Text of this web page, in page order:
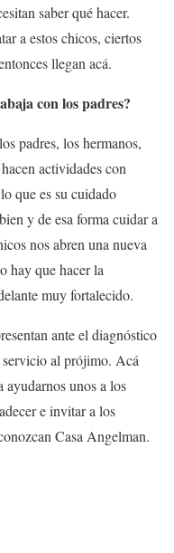
saber qué hacer.
a estos chicos, ciertos
llegan acá.
con los padres?
padres, los hermanos,
actividades con
que es su cuidado
y de esa forma cuidar a
nos abren una nueva
hay que hacer la
muy fortalecido.
ante el diagnóstico
servicio al prójimo. Acá
ayudarnos unos a los
e invitar a los
Casa Angelman.